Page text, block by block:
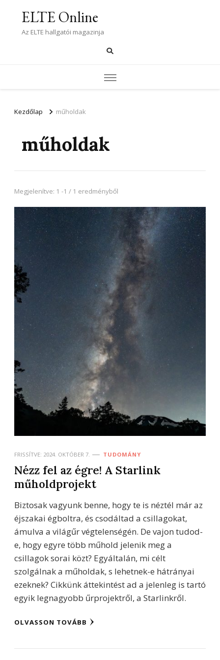
ELTE Online
Az ELTE hallgatói magazinja
Kezdőlap műholdak
műholdak
Megjelenítve: 1 -1 / 1 eredményből
FRISSÍTVE: 2024. OKTÓBER 7. TUDOMÁNY
Nézz fel az égre! A Starlink
műholdprojekt
Biztosak vagyunk benne, hogy te is néztél már az
éjszakai égboltra, és csodáltad a csillagokat,
ámulva a világűr végtelenségén. De vajon tudod-
e, hogy egyre több műhold jelenik meg a
csillagok sorai közt? Egyáltalán, mi célt
szolgálnak a műholdak, s lehetnek-e hátrányai
ezeknek? Cikkünk áttekintést ad a jelenleg is tartó
egyik legnagyobb űrprojektről, a Starlinkről.
OLVASSON TOVÁBB